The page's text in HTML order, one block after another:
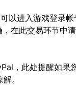
以进入游戏登录
在此交易环节中
，此处提醒如果
。